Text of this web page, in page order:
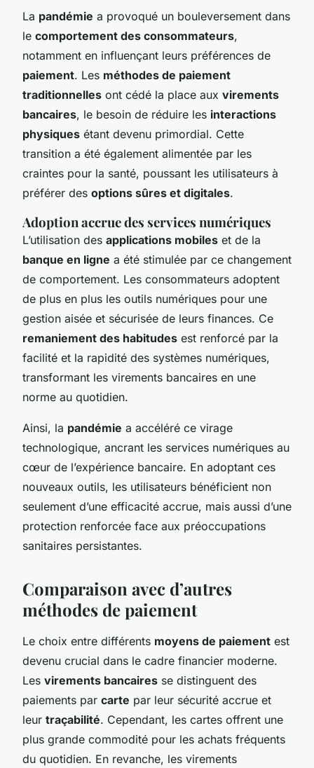
La pandémie a provoqué un bouleversement dans
le comportement des consommateurs,
notamment en influençant leurs préférences de
paiement. Les méthodes de paiement
traditionnelles ont cédé la place aux virements
bancaires, le besoin de réduire les interactions
physiques étant devenu primordial. Cette
transition a été également alimentée par les
craintes pour la santé, poussant les utilisateurs à
préférer des options sûres et digitales.
Adoption accrue des services numériques
L’utilisation des applications mobiles et de la
banque en ligne a été stimulée par ce changement
de comportement. Les consommateurs adoptent
de plus en plus les outils numériques pour une
gestion aisée et sécurisée de leurs finances. Ce
remaniement des habitudes est renforcé par la
facilité et la rapidité des systèmes numériques,
transformant les virements bancaires en une
norme au quotidien.
Ainsi, la pandémie a accéléré ce virage
technologique, ancrant les services numériques au
cœur de l’expérience bancaire. En adoptant ces
nouveaux outils, les utilisateurs bénéficient non
seulement d’une efficacité accrue, mais aussi d’une
protection renforcée face aux préoccupations
sanitaires persistantes.
Comparaison avec d’autres
méthodes de paiement
Le choix entre différents moyens de paiement est
devenu crucial dans le cadre financier moderne.
Les virements bancaires se distinguent des
paiements par carte par leur sécurité accrue et
leur traçabilité. Cependant, les cartes offrent une
plus grande commodité pour les achats fréquents
du quotidien. En revanche, les virements